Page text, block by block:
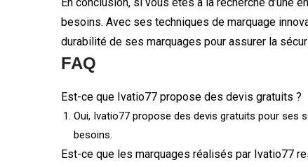
besoins. Avec ses techniques de marquage
durabilité de ses marquages pour assurer la
FAQ
Est-ce que Ivatio77 propose des devis gratuits ?
Oui, Ivatio77 propose des devis gratuits pour ses
besoins.
Est-ce que les marquages réalisés par Ivatio77